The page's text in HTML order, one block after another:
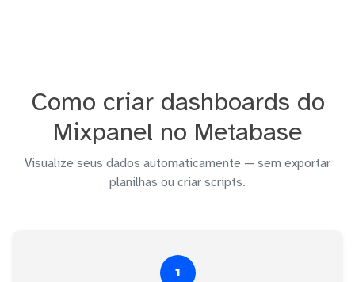
Como criar dashboards do
Mixpanel no Metabase
Visualize seus dados automaticamente — sem exportar
planilhas ou criar scripts.
1